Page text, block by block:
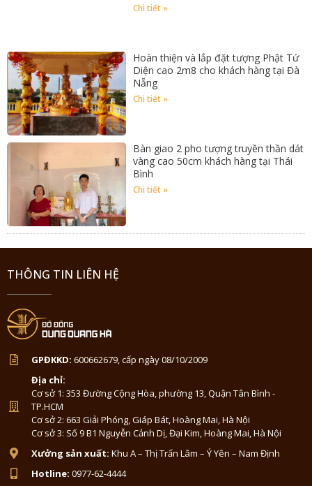
Chi tiết »
Hoàn thiện và lắp đặt tượng Phật Tứ
Diện cao 2m8 cho khách hàng tại Đà
Nẵng
Chi tiết »
Bàn giao 2 pho tượng truyền thần dát
vàng cao 50cm khách hàng tại Thái
Bình
Chi tiết »
THÔNG TIN LIÊN HỆ
GPĐKKD: 600662679, cấp ngày 08/10/2009
Địa chỉ:
Cơ sở 1: 353 Đường Cộng Hòa, phường 13, Quận Tân Bình -
TP.HCM
Cơ sở 2: 663 Giải Phóng, Giáp Bát, Hoàng Mai, Hà Nội
Cơ sở 3: Số 9 B1 Nguyễn Cảnh Dị, Đại Kim, Hoàng Mai, Hà Nội
Xưởng sản xuất: Khu A – Thị Trấn Lâm – Ý Yên – Nam Định
Hotline: 0977-62-4444